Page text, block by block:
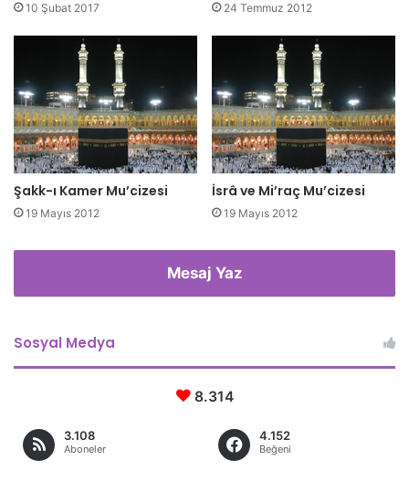
r
i
z
10 Şubat 2017 24 Temmuz 2012
Şakk-ı Kamer Mu’cizesi
19 Mayıs 2012
İsrâ ve Mi’raç Mu’cizesi
19 Mayıs 2012
Mesaj Yaz
Sosyal Medya
8.314
3.108
Aboneler
4.152
Beğeni